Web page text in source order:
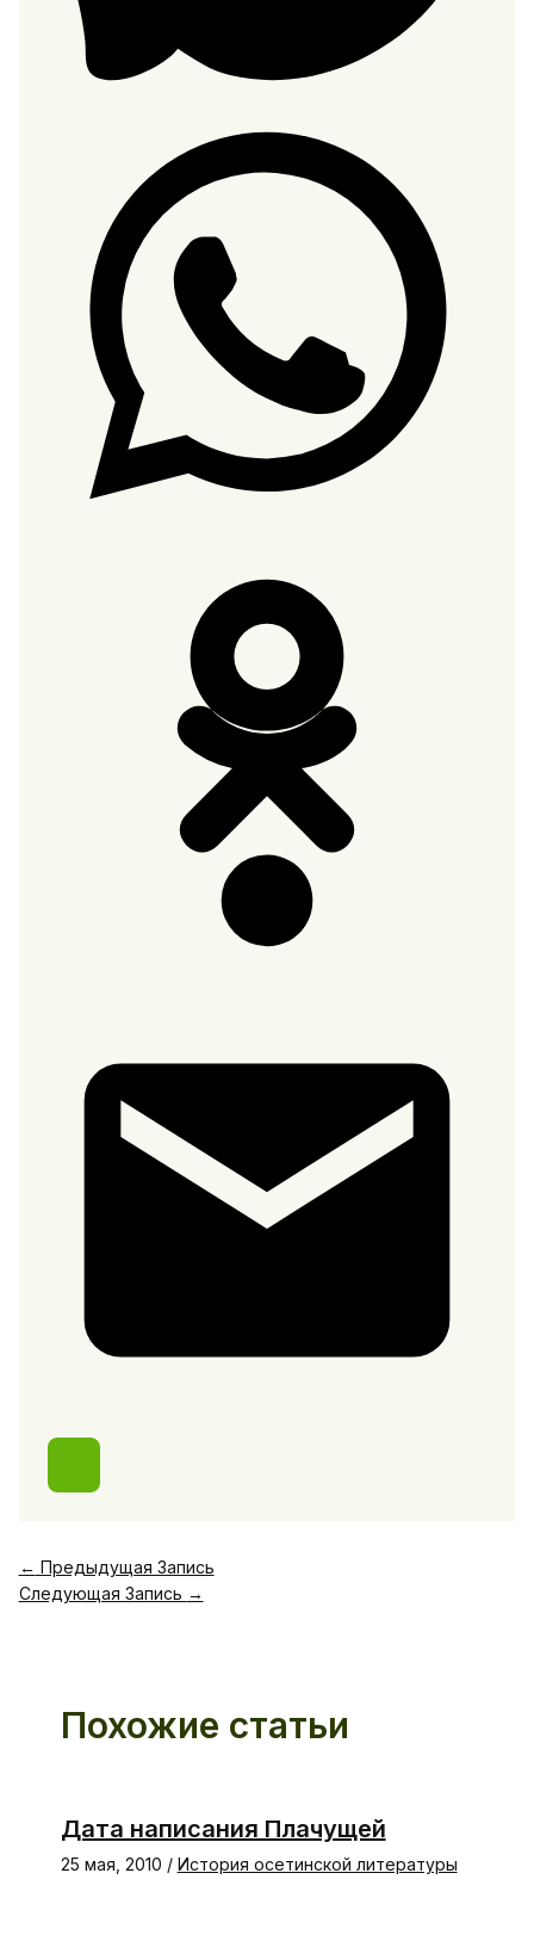
← Предыдущая Запись
Следующая Запись →
Похожие статьи
Дата написания Плачущей
25 мая, 2010 / История осетинской литературы